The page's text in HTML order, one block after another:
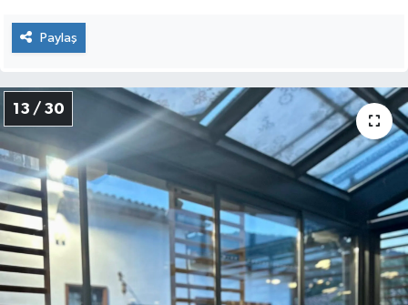
Paylaş
13 / 30